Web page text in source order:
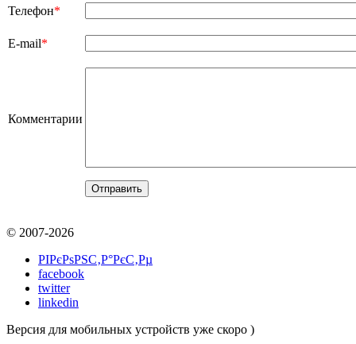
Телефон*
E-mail*
Комментарии
© 2007-2026
РІРєРѕРЅС‚Р°РєС‚Рµ
facebook
twitter
linkedin
Версия для мобильных устройств уже скоро )